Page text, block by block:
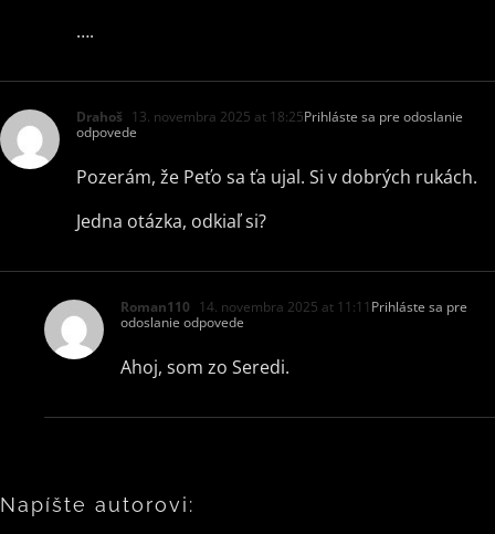
….
Drahoš 13. novembra 2025 at 18:25Prihláste sa pre odoslanie
odpovede
Pozerám, že Peťo sa ťa ujal. Si v dobrých rukách.
Jedna otázka, odkiaľ si?
Roman110 14. novembra 2025 at 11:11 Prihláste sa pre
odoslanie odpovede
Ahoj, som zo Seredi.
Napíšte autorovi: